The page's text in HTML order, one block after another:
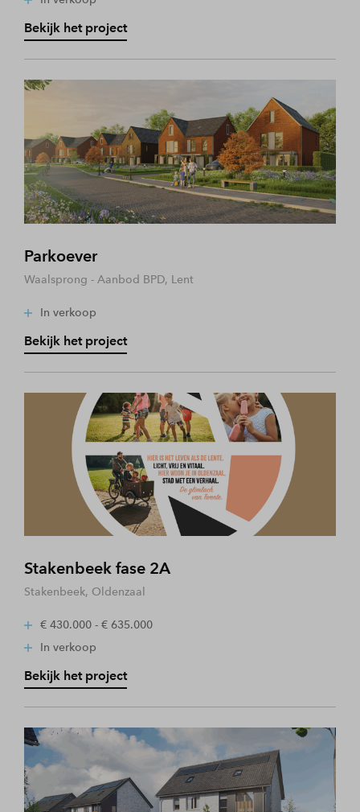
Bekijk het project
Parkoever
Waalsprong - Aanbod BPD, Lent
In verkoop
Bekijk het project
Stakenbeek fase 2A
Stakenbeek, Oldenzaal
€ 430.000 - € 635.000
In verkoop
Bekijk het project